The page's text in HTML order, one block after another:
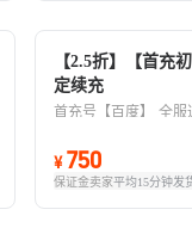
【2.5折】【首充
定续充
首充号【百度】 全服
¥ 750
保证金卖家平均15分钟发